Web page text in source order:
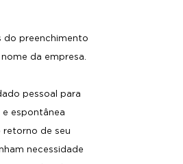
do preenchimento
da empresa.
pessoal para
espontânea
retorno de seu
necessidade